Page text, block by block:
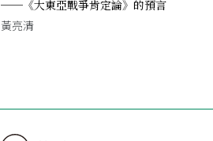
──《大東亞戰爭肯定論》的預言
黃亮清